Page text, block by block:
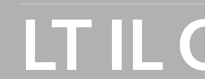
LT IL